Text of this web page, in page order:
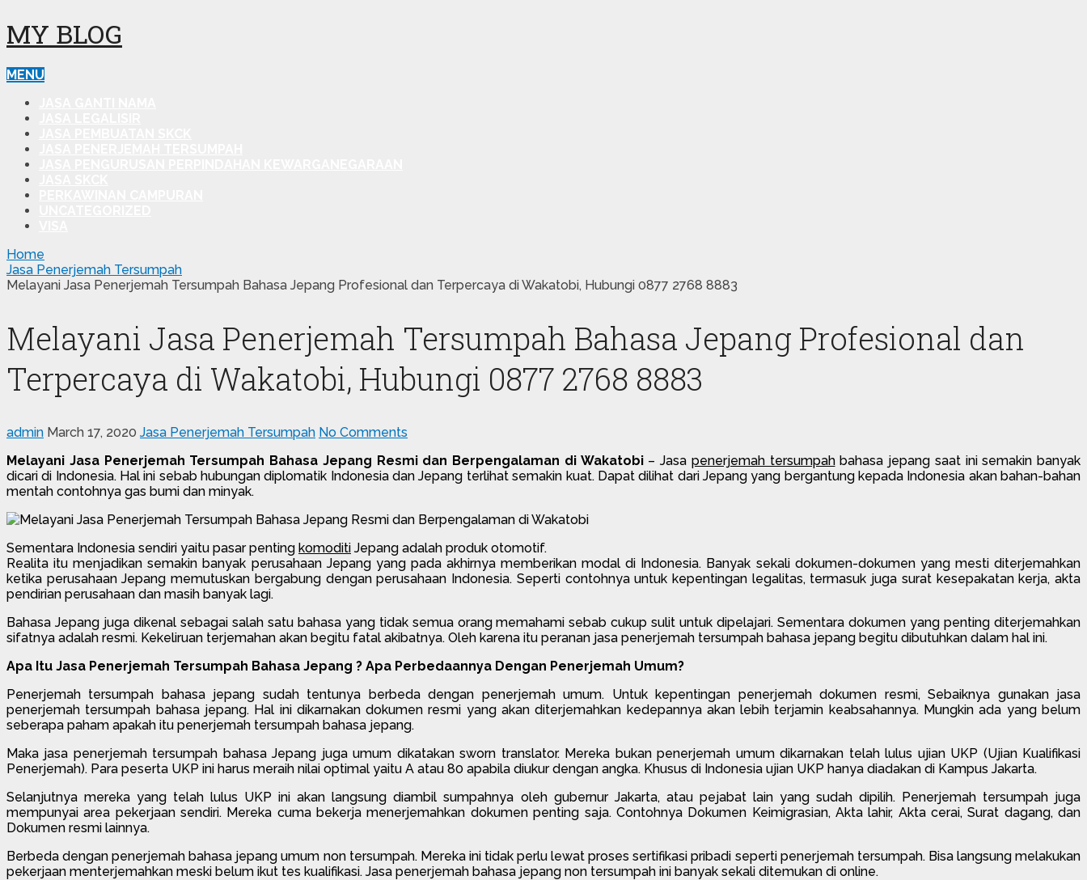
MY BLOG
MENU
Home
Jasa Penerjemah Tersumpah
Melayani Jasa Penerjemah Tersumpah Bahasa Jepang Profesional dan Terpercaya di Wakatobi, Hubungi 0877 2768 8883
Melayani Jasa Penerjemah Tersumpah Bahasa Jepang Profesional dan
Terpercaya di Wakatobi, Hubungi 0877 2768 8883
admin March 17, 2020 Jasa Penerjemah Tersumpah No Comments
Melayani Jasa Penerjemah Tersumpah Bahasa Jepang Resmi dan Berpengalaman di Wakatobi – Jasa penerjemah tersumpahbahasa jepang saat ini semakin banyak
dicari di Indonesia. Hal ini sebab hubungan diplomatik Indonesia dan Jepang terlihat semakin kuat. Dapat dilihat dari Jepang yang bergantung kepada Indonesia akan bahan-bahan
mentah contohnya gas bumi dan minyak.
Sementara Indonesia sendiri yaitu pasar penting komoditi Jepang adalah produk otomotif.
Realita itu menjadikan semakin banyak perusahaan Jepang yang pada akhirnya memberikan modal di Indonesia. Banyak sekali dokumen-dokumen yang mesti diterjemahkan
ketika perusahaan Jepang memutuskan bergabung dengan perusahaan Indonesia. Seperti contohnya untuk kepentingan legalitas, termasuk juga surat kesepakatan kerja, akta
pendirian perusahaan dan masih banyak lagi.
Bahasa Jepang juga dikenal sebagai salah satu bahasa yang tidak semua orang memahami sebab cukup sulit untuk dipelajari. Sementara dokumen yang penting diterjemahkan
sifatnya adalah resmi. Kekeliruan terjemahan akan begitu fatal akibatnya. Oleh karena itu peranan jasa penerjemah tersumpah bahasa jepang begitu dibutuhkan dalam hal ini.
Apa Itu Jasa Penerjemah Tersumpah Bahasa Jepang ? Apa Perbedaannya Dengan Penerjemah Umum?
Penerjemah tersumpah bahasa jepang sudah tentunya berbeda dengan penerjemah umum. Untuk kepentingan penerjemah dokumen resmi, Sebaiknya gunakan jasa
penerjemah tersumpah bahasa jepang. Hal ini dikarnakan dokumen resmi yang akan diterjemahkan kedepannya akan lebih terjamin keabsahannya. Mungkin ada yang belum
seberapa paham apakah itu penerjemah tersumpah bahasa jepang.
Maka jasa penerjemah tersumpah bahasa Jepang juga umum dikatakan sworn translator. Mereka bukan penerjemah umum dikarnakan telah lulus ujian UKP (Ujian Kualifikasi
Penerjemah). Para peserta UKP ini harus meraih nilai optimal yaitu A atau 80 apabila diukur dengan angka. Khusus di Indonesia ujian UKP hanya diadakan di Kampus Jakarta.
Selanjutnya mereka yang telah lulus UKP ini akan langsung diambil sumpahnya oleh gubernur Jakarta, atau pejabat lain yang sudah dipilih. Penerjemah tersumpah juga
mempunyai area pekerjaan sendiri. Mereka cuma bekerja menerjemahkan dokumen penting saja. Contohnya Dokumen Keimigrasian, Akta lahir, Akta cerai, Surat dagang, dan
Dokumen resmi lainnya.
Berbeda dengan penerjemah bahasa jepang umum non tersumpah. Mereka ini tidak perlu lewat proses sertifikasi pribadi seperti penerjemah tersumpah. Bisa langsung melakukan
pekerjaan menterjemahkan meski belum ikut tes kualifikasi. Jasa penerjemah bahasa jepang non tersumpah ini banyak sekali ditemukan di online.